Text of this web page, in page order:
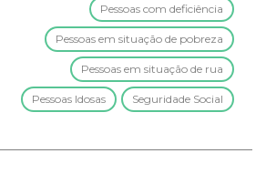
Pessoas com deficiência
Pessoas em situação de pobreza
Pessoas em situação de rua
Pessoas Idosas Seguridade Social